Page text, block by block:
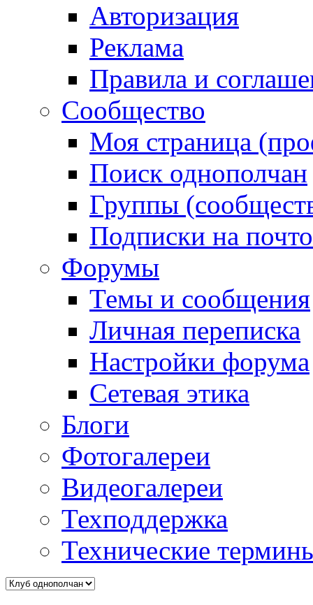
Авторизация
Реклама
Правила и
Сообщество
Моя страница
Поиск однополчан
Группы
Подписки на
Форумы
Темы и сообщения
Личная переписка
Настройки форума
Сетевая этика
Блоги
Фотогалереи
Видеогалереи
Техподдержка
Технические